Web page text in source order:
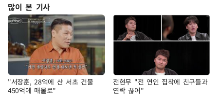
많이 본 기사
"서장훈, 28억에 산 서초 건물
450억에 매물로"
전현무 "전 연인 집착에 친구들과
연락 끊어"